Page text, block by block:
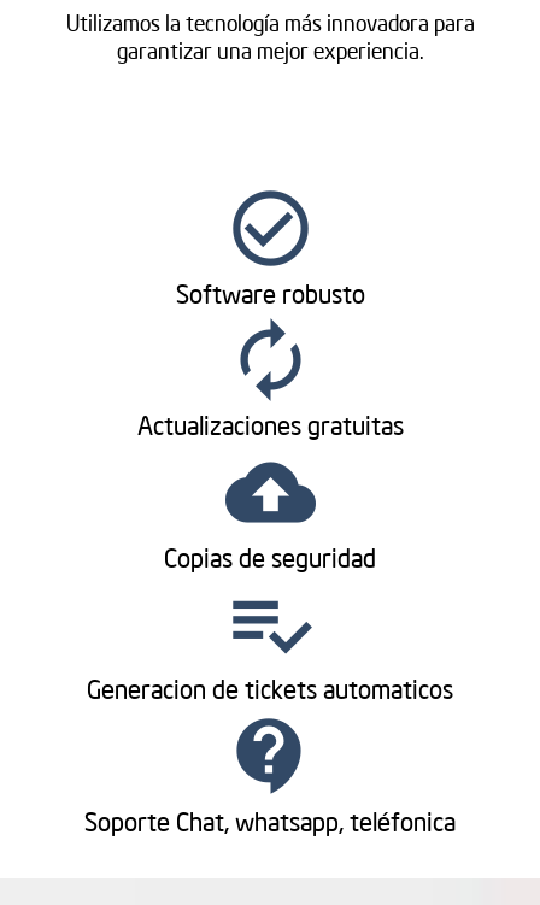
Utilizamos la tecnología más innovadora para
garantizar una mejor experiencia.
check_circle_outline
Software robusto
autorenew
Actualizaciones gratuitas
cloud_upload
Copias de seguridad
playlist_add_check
Generacion de tickets automaticos
contact_support
Soporte Chat, whatsapp, teléfonica